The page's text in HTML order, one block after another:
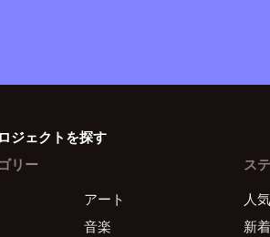
ジェクトを探す
リー
アート
音楽
ス
人
新